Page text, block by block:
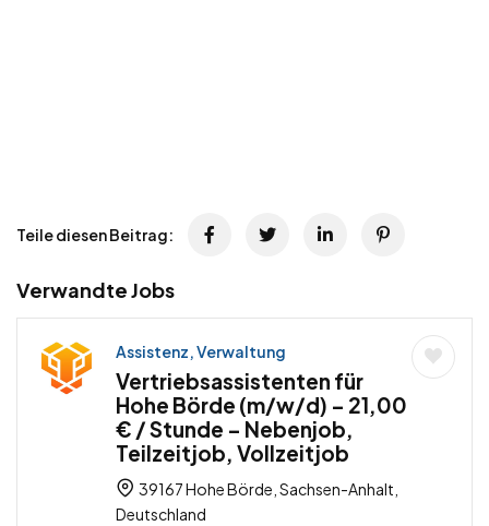
Teile diesen Beitrag:
Verwandte Jobs
Assistenz, Verwaltung
Vertriebsassistenten für
Hohe Börde (m/w/d) – 21,00
€ / Stunde – Nebenjob,
Teilzeitjob, Vollzeitjob
39167 Hohe Börde, Sachsen-Anhalt,
Deutschland